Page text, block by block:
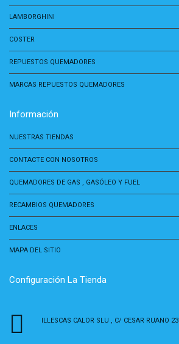
LAMBORGHINI
COSTER
REPUESTOS QUEMADORES
MARCAS REPUESTOS QUEMADORES
Información
NUESTRAS TIENDAS
CONTACTE CON NOSOTROS
QUEMADORES DE GAS , GASÓLEO Y FUEL
RECAMBIOS QUEMADORES
ENLACES
MAPA DEL SITIO
Configuración La Tienda
ILLESCAS CALOR SLU , C/ CESAR RUANO 23